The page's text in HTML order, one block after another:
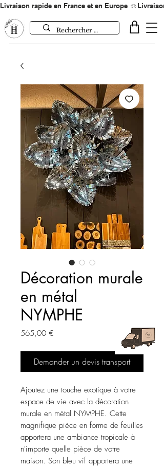
Livraison rapide en France et en Europe
Décoration murale
en métal
NYMPHE
565,00 €Prix
Demander un devis transport
Ajoutez une touche exotique à votre
espace de vie avec la décoration
murale en métal NYMPHE. Cette
magnifique pièce en forme de feuilles
apportera une ambiance tropicale à
n'importe quelle pièce de votre
maison. Son bleu vif apportera une